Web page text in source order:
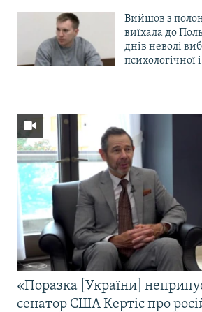
Вийшов з
виїхала до
днів неволі
психологічної
«Поразка [України]
сенатор США Кертіс про